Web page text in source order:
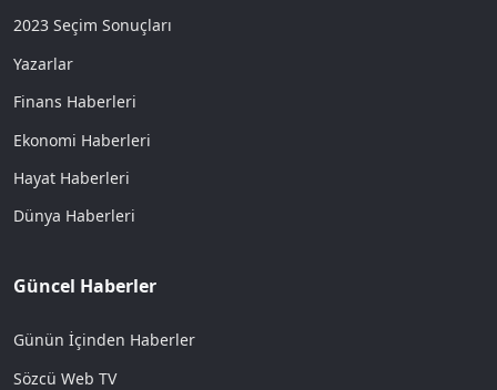
2023 Seçim Sonuçları
Yazarlar
Finans Haberleri
Ekonomi Haberleri
Hayat Haberleri
Dünya Haberleri
Güncel Haberler
Günün İçinden Haberler
Sözcü Web TV